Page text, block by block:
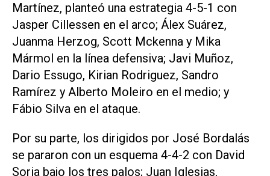
Martínez, planteó una estrategia 4-5-1 con
Jasper Cillessen en el arco; Álex Suárez,
Juanma Herzog, Scott Mckenna y Mika
Mármol en la línea defensiva; Javi Muñoz,
Dario Essugo, Kirian Rodriguez, Sandro
Ramírez y Alberto Moleiro en el medio; y
Fábio Silva en el ataque.
Por su parte, los dirigidos por José Bordalás
se pararon con un esquema 4-4-2 con David
Soria bajo los tres palos; Juan Iglesias,